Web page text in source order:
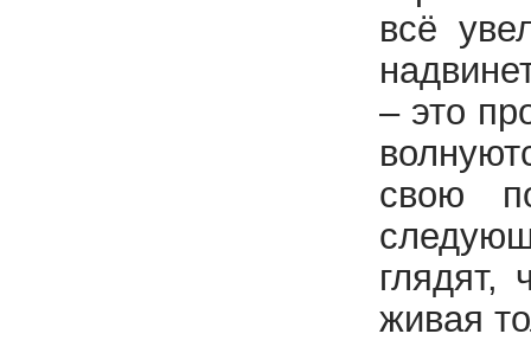
всё
– это
свою
глядят,
живая